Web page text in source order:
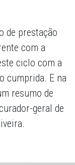
de prestação
com a
ciclo com a
cumprida. E na
resumo de
geral de